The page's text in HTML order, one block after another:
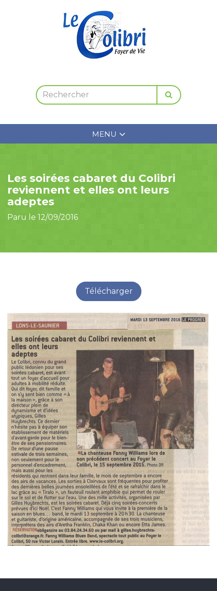
MENU
Les soirées cabaret du Colibri
reviennent et elles ont leurs
adeptes
Paru le 12/09/2016
Télécharger